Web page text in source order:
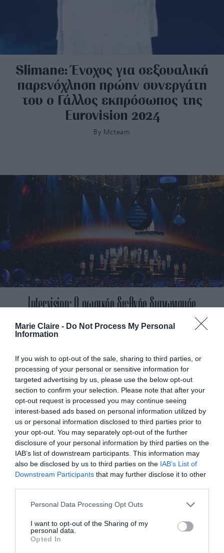
Marie Claire - Do Not Process My Personal
Information
If you wish to opt-out of the sale, sharing to third parties, or
processing of your personal or sensitive information for
targeted advertising by us, please use the below opt-out
section to confirm your selection. Please note that after your
opt-out request is processed you may continue seeing
interest-based ads based on personal information utilized by
us or personal information disclosed to third parties prior to
your opt-out. You may separately opt-out of the further
disclosure of your personal information by third parties on the
IAB’s list of downstream participants. This information may
also be disclosed by us to third parties on the IAB’s List of
Downstream Participants that may further disclose it to other
Personal Data Processing Opt Outs
I want to opt-out of the Sharing of my
personal data.
Opted In
Slimane: Ένοχος για σεξουαλική
παρενόχληση πρώην συνεργάτη
του ο Γάλλος εκπρόσωπος της
Eurovision 2024
By Mcteam
Intervision: Ο ρωσικός διεθνής διαγωνισμός
τραγουδιού-απάντηση στη Eurovision θέλει να
ADVERTISEMENT - CONTINUE READING BELOW